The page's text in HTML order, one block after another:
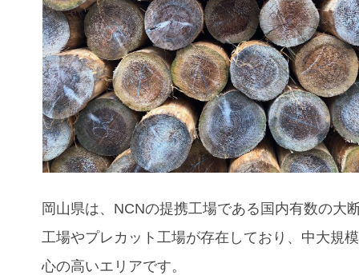
岡山県は、NCNの提携工場である国内有数の大
工場やプレカット工場が存在しており、中大規
心の高いエリアです。